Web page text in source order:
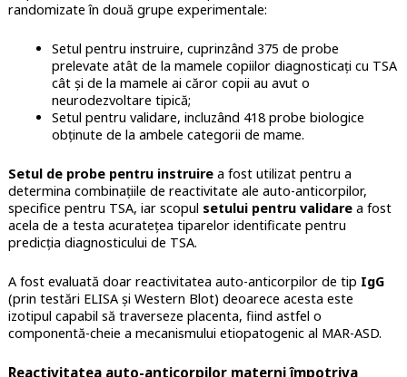
randomizate în două grupe experimentale:
Setul pentru instruire, cuprinzând 375 de probe
prelevate atât de la mamele copiilor diagnosticați cu TSA
cât și de la mamele ai căror copii au avut o
neurodezvoltare tipică;
Setul pentru validare, incluzând 418 probe biologice
obținute de la ambele categorii de mame.
Setul de probe pentru instruirea fost utilizat pentru a
determina combinațiile de reactivitate ale auto-anticorpilor,
specifice pentru TSA, iar scopul setului pentru validarea fost
acela de a testa acuratețea tiparelor identificate pentru
predicția diagnosticului de TSA.
A fost evaluată doar reactivitatea auto-anticorpilor de tip IgG
(prin testări ELISA și Western Blot) deoarece acesta este
izotipul capabil să traverseze placenta, fiind astfel o
componentă-cheie a mecanismului etiopatogenic al MAR-ASD.
Reactivitatea auto-anticorpilor materni împotriva